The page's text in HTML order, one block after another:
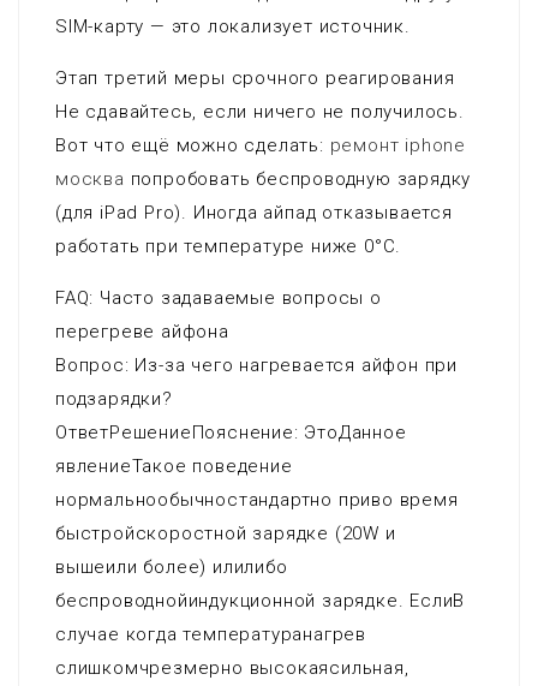
SIM-карту — это локализует источник.
Этап третий меры срочного реагирования
Не сдавайтесь, если ничего не получилось.
Вот что ещё можно сделать: ремонт iphone
москва попробовать беспроводную зарядку
(для iPad Pro). Иногда айпад отказывается
работать при температуре ниже 0°C.
FAQ: Часто задаваемые вопросы о
перегреве айфона
Вопрос: Из-за чего нагревается айфон при
подзарядки?
ОтветРешениеПояснение: ЭтоДанное
явлениеТакое поведение
нормальнообычностандартно приво время
быстройскоростной зарядке (20W и
вышеили более) илилибо
беспроводнойиндукционной зарядке. ЕслиВ
случае когда температуранагрев
слишкомчрезмерно высокаясильная,